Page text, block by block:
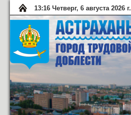
13:16 Четверг, 6 августа 2026 г.